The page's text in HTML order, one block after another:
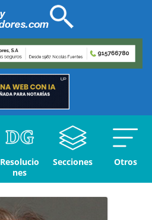
Resolucio
nes
Secciones Otros